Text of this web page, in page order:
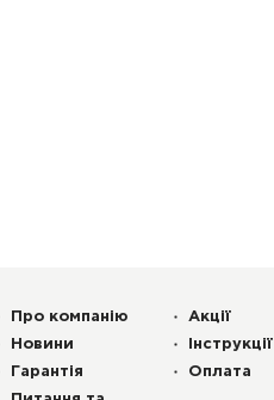
Про компанію Акції
Новини Інструкції
Гарантія Оплата